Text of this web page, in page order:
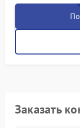
Заказать